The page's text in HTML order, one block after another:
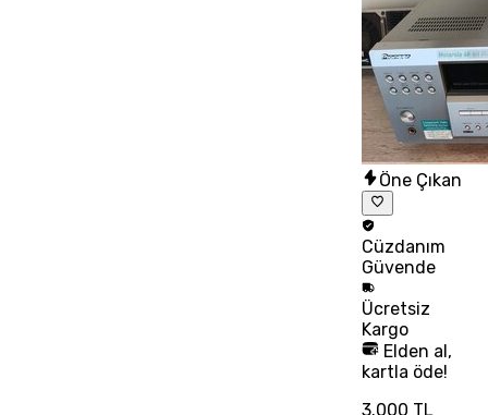
Öne Çıkan
Cüzdanım
Güvende
Ücretsiz
Kargo
Elden al,
kartla öde!
3.000 TL